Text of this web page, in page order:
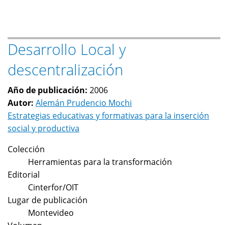
formativas
para
la
social
y
productiva
Desarrollo Local y
descentralización
Año de publicación: 2006
Autor: Alemán Prudencio Mochi
Estrategias educativas y formativas para la inserción
social y productiva
Colección
Herramientas para la transformación
Editorial
Cinterfor/OIT
Lugar de publicación
Montevideo